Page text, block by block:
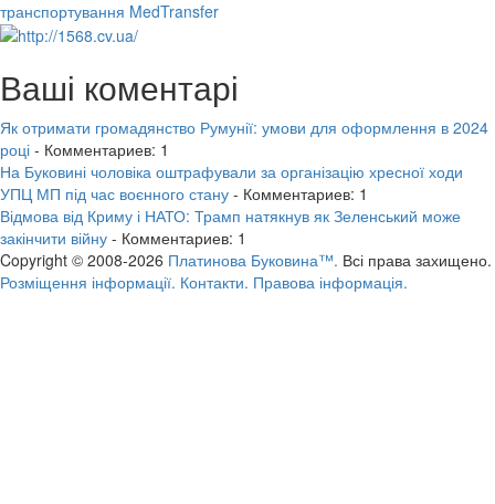
транспортування MedTransfer
Ваші коментарі
Як отримати громадянство Румунії: умови для оформлення в 2024
році - Комментариев: 1
На Буковині чоловіка оштрафували за організацію хресної ходи
УПЦ МП під час воєнного стану - Комментариев: 1
Відмова від Криму і НАТО: Трамп натякнув як Зеленський може
закінчити війну - Комментариев: 1
Copyright © 2008-2026 Платинова Буковина™. Всі права захищено.
Розміщення інформації. Контакти. Правова інформація.